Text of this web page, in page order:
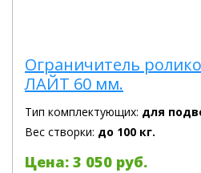
Ограничитель
ЛАЙТ 60 мм.
Тип комплектующих: для
Вес створки: до 100 кг.
Цена: 3 050 руб.